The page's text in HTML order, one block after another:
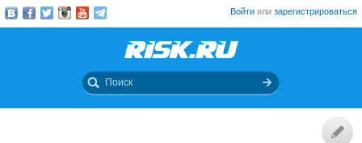
Войти или зарегистрироваться